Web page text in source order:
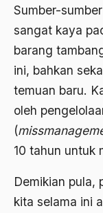
Sumber-
sangat kaya
barang
ini, bahkan
temuan baru.
oleh
(
10 tahun untuk
Demikian pula,
kita selama ini
Al-Maududi
Al-qua'an dan
al-quran
Alexander
Ali Khomeini
Ali Murtopo
Ali Sidikin